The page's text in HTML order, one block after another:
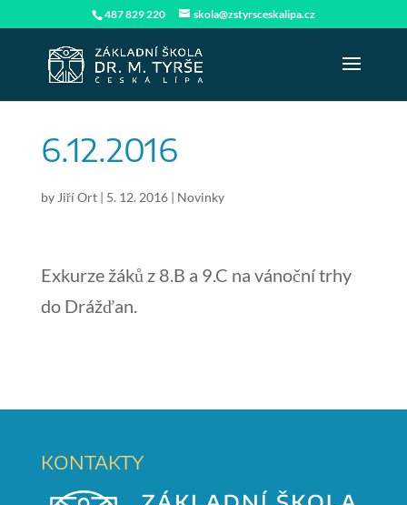
487 829 220 skola@zstyrsceskalipa.cz
6.12.2016
by Jiří Ort| 5. 12. 2016| Novinky
Exkurze žáků z 8.B a 9.C na vánoční trhy
do Drážďan.
KONTAKTY